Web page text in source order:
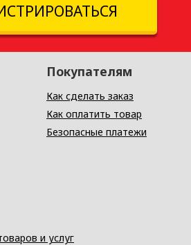
Покупателям
Как сделать заказ
Как оплатить товар
Безопасные платежи
и услуг